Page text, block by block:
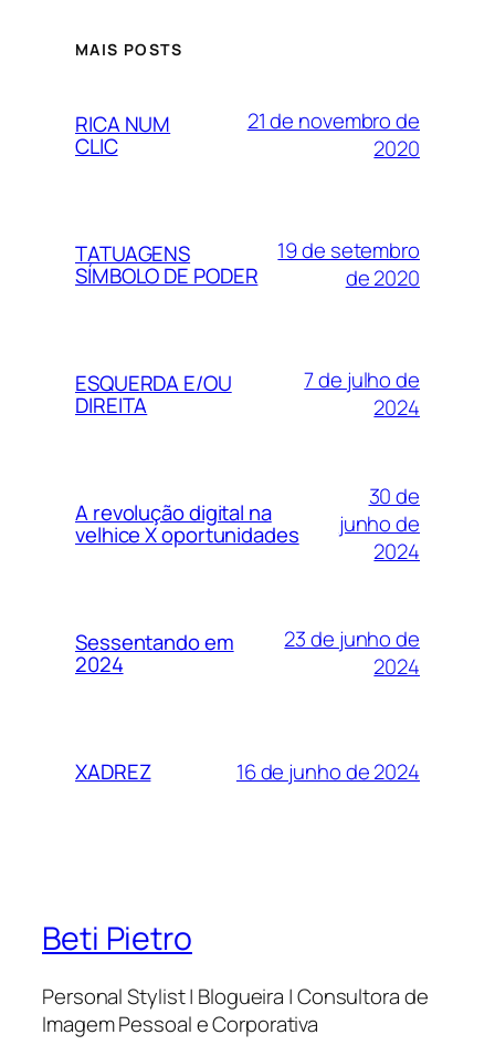
MAIS POSTS
RICA NUM
CLIC
21 de novembro de
2020
TATUAGENS
SÍMBOLO DE PODER
19 de setembro
de 2020
ESQUERDA E/OU
DIREITA
7 de julho de
2024
A revolução digital na
velhice X oportunidades
30 de
junho de
2024
Sessentando em
2024
23 de junho de
2024
XADREZ 16 de junho de 2024
Beti Pietro
Personal Stylist | Blogueira | Consultora de
Imagem Pessoal e Corporativa